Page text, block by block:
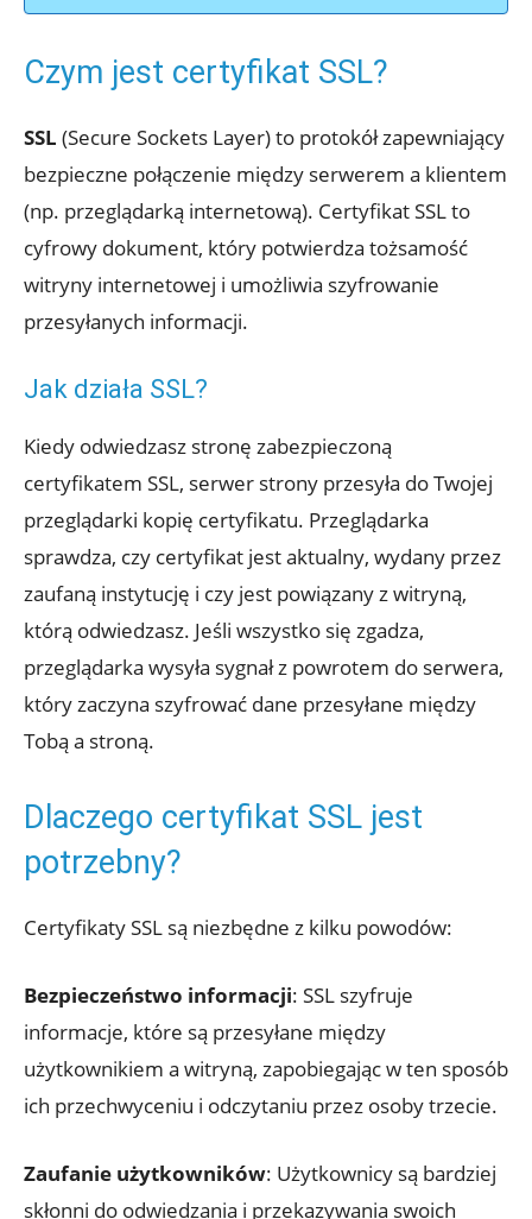
Czym jest certyfikat SSL?
SSL (Secure Sockets Layer) to protokół zapewniający
bezpieczne połączenie między serwerem a klientem
(np. przeglądarką internetową). Certyfikat SSL to
cyfrowy dokument, który potwierdza tożsamość
witryny internetowej i umożliwia szyfrowanie
przesyłanych informacji.
Jak działa SSL?
Kiedy odwiedzasz stronę zabezpieczoną
certyfikatem SSL, serwer strony przesyła do Twojej
przeglądarki kopię certyfikatu. Przeglądarka
sprawdza, czy certyfikat jest aktualny, wydany przez
zaufaną instytucję i czy jest powiązany z witryną,
którą odwiedzasz. Jeśli wszystko się zgadza,
przeglądarka wysyła sygnał z powrotem do serwera,
który zaczyna szyfrować dane przesyłane między
Tobą a stroną.
Dlaczego certyfikat SSL jest
potrzebny?
Certyfikaty SSL są niezbędne z kilku powodów:
Bezpieczeństwo informacji: SSL szyfruje
informacje, które są przesyłane między
użytkownikiem a witryną, zapobiegając w ten sposób
ich przechwyceniu i odczytaniu przez osoby trzecie.
Zaufanie użytkowników: Użytkownicy są bardziej
skłonni do odwiedzania i przekazywania swoich